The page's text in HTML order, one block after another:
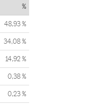
%
48,93 %
34,08 %
14,92 %
0,38 %
0,23 %